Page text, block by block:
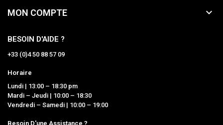
MON COMPTE 
BESOIN D'AIDE ?
+33 (0)4 50 88 57 09
Horaire
Lundi | 13:00 – 18:30 pm
Mardi – Jeudi | 10:00 – 18:30
Vendredi – Samedi | 10:00 – 19:00
Besoin D'une Assistance ?